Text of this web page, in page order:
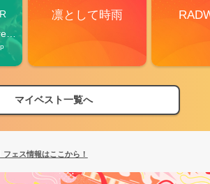
凛として時雨
マイベスト一覧へ
フェス情報はここから！
グ】2026年上半期編発表！
フェス情報はここから！
ング】2026年上半期編発表！